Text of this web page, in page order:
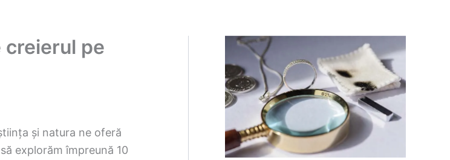
creierul pe
și natura ne oferă
explorăm împreună 10